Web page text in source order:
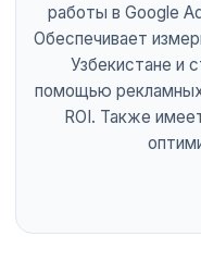
работы в Google
Обеспечивает
Узбекистане и
помощью рекламных
ROI. Также